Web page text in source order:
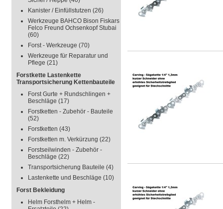
Kanister / Einfüllstutzen (26)
Werkzeuge BAHCO Bison Fiskars
Felco Freund Ochsenkopf Stubai
(60)
Forst - Werkzeuge (70)
Werkzeuge für Reparatur und
Pflege (21)
Forstkette Lastenkette
Transportsicherung Kettenbauteile
Forst Gurte + Rundschlingen +
Beschläge (17)
Forstketten - Zubehör - Bauteile
(52)
Forstketten (43)
Forstketten m. Verkürzung (22)
Forstseilwinden - Zubehör -
Beschläge (22)
Transportsicherung Bauteile (4)
Lastenkette und Beschläge (10)
Forst Bekleidung
Helm Forsthelm + Helm -